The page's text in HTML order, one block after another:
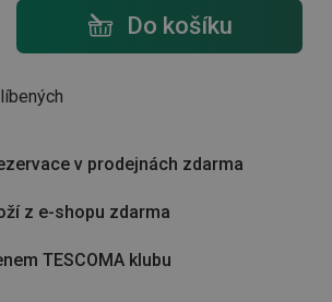
- počet Do košíku
v prodejnách zdarma
z e-shopu zdarma
TESCOMA klubu